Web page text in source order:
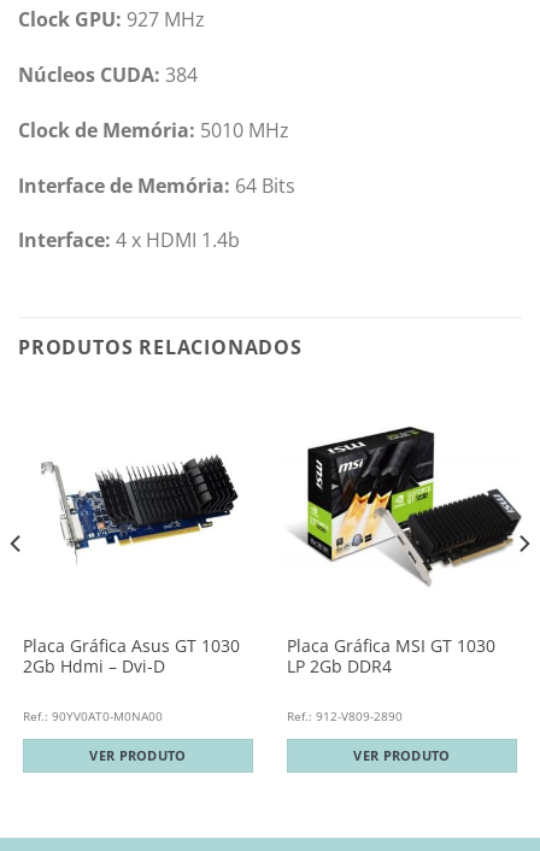
Clock GPU: 927 MHz
Núcleos CUDA: 384
Clock de Memória: 5010 MHz
Interface de Memória: 64 Bits
Interface: 4 x HDMI 1.4b
PRODUTOS RELACIONADOS
Placa Gráfica Asus GT 1030
2Gb Hdmi – Dvi-D
Ref.: 90YV0AT0-M0NA00
VER PRODUTO
Placa Gráfica MSI GT 1030
LP 2Gb DDR4
Ref.: 912-V809-2890
VER PRODUTO